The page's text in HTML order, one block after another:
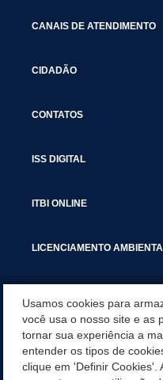
CANAIS DE ATENDIMENTO
CIDADÃO
CONTATOS
ISS DIGITAL
ITBI ONLINE
LICENCIAMENTO
SERVIÇOS
Usamos cookies para
você usa o nosso site e as
tornar sua experiência a
entender os tipos de
clique em 'Definir Cookies'.